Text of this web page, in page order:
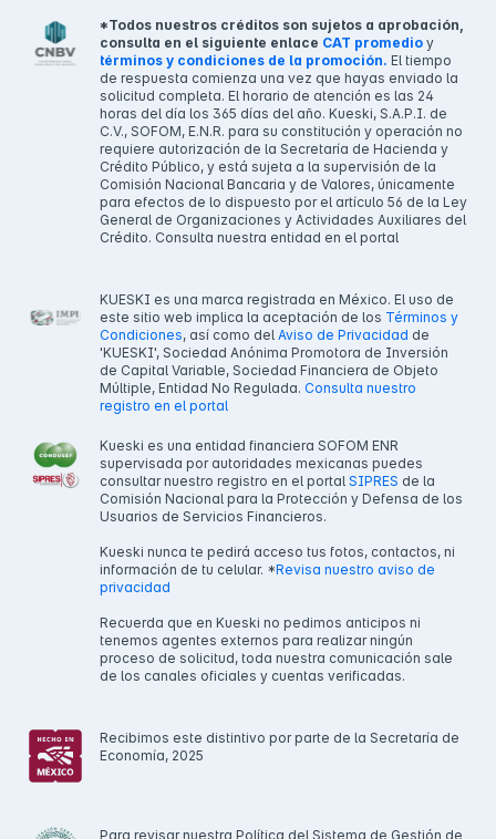
*Todos nuestros créditos son sujetos a aprobación,
consulta en el siguiente enlace CAT promedio y
términos y condiciones de la promoción. El tiempo
de respuesta comienza una vez que hayas enviado la
solicitud completa. El horario de atención es las 24
horas del día los 365 días del año. Kueski, S.A.P.I. de
C.V., SOFOM, E.N.R. para su constitución y operación no
requiere autorización de la Secretaría de Hacienda y
Crédito Público, y está sujeta a la supervisión de la
Comisión Nacional Bancaria y de Valores, únicamente
para efectos de lo dispuesto por el artículo 56 de la Ley
General de Organizaciones y Actividades Auxiliares del
Crédito. Consulta nuestra entidad en el portal
KUESKI es una marca registrada en México. El uso de
este sitio web implica la aceptación de los Términos y
Condiciones, así como del Aviso de Privacidad de
'KUESKI', Sociedad Anónima Promotora de Inversión
de Capital Variable, Sociedad Financiera de Objeto
Múltiple, Entidad No Regulada. Consulta nuestro
registro en el portal
Kueski es una entidad financiera SOFOM ENR
supervisada por autoridades mexicanas puedes
consultar nuestro registro en el portal SIPRES de la
Comisión Nacional para la Protección y Defensa de los
Usuarios de Servicios Financieros.
Kueski nunca te pedirá acceso tus fotos, contactos, ni
información de tu celular. *Revisa nuestro aviso de
privacidad
Recuerda que en Kueski no pedimos anticipos ni
tenemos agentes externos para realizar ningún
proceso de solicitud, toda nuestra comunicación sale
de los canales oficiales y cuentas verificadas.
Recibimos este distintivo por parte de la Secretaría de
Economía, 2025
Para revisar nuestra Política del Sistema de Gestión de